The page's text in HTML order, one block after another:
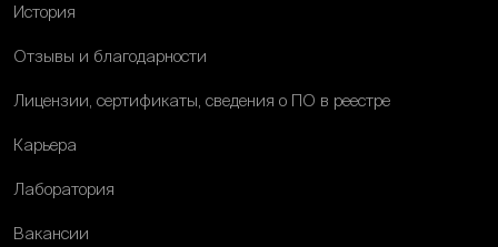
История
Отзывы и благодарности
Лицензии, сертификаты, сведения о ПО в реестре
Карьера
Лаборатория
Вакансии